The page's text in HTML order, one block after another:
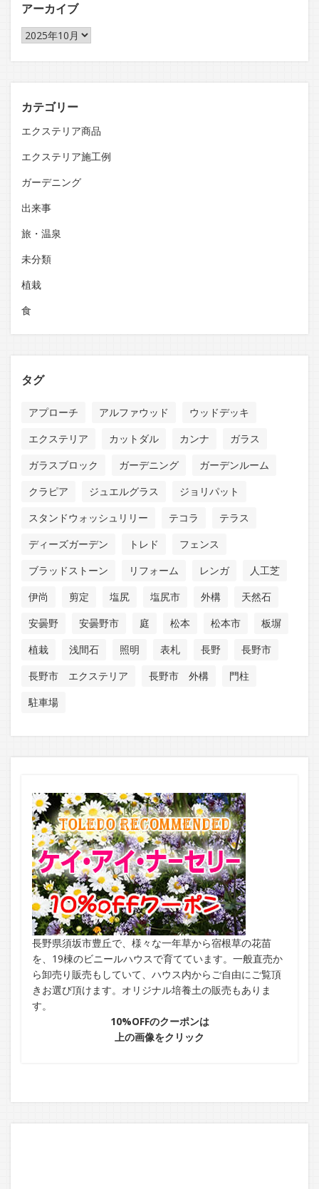
アーカイブ
ア
カ
イ
カテゴリー
エクステリア商品
エクステリア施工例
ガーデニング
出来事
旅・温泉
未分類
植栽
食
タグ
アプローチ アルファウッド
ウッドデッキ
エクステリア
カットダル カンナ
ガラス
ガラスブロック
ガーデニング
ガーデンルーム
クラピア
ジュエルグラス
ジョリパット
スタンドウォッシュリリー
テコラ
テラス
ディーズガーデン
トレド
フェンス
ブラッドストーン
リフォーム レンガ
人工芝
伊尚
剪定 塩尻 塩尻市 外構
天然石
安曇野
安曇野市 庭 松本 松本市
板塀
植栽
浅間石 照明 表札 長野
長野市
長野市 エクステリア
長野市 外構
門柱
駐車場
長野県須坂市豊丘で、様々な一年草から宿根草の花苗
を、19棟のビニールハウスで育てています。一般直売か
ら卸売り販売もしていて、ハウス内からご自由にご覧頂
きお選び頂けます。オリジナル培養土の販売もありま
す。
10%OFFのクーポンは
上の画像をクリック